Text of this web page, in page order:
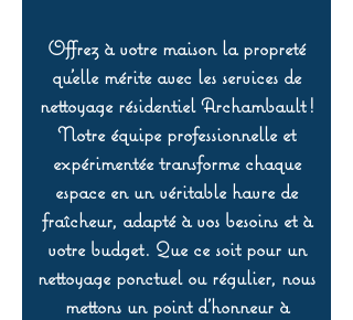
Offrez à votre maison la propreté
qu’elle mérite avec les services de
nettoyage résidentiel Archambault !
Notre équipe professionnelle et
expérimentée transforme chaque
espace en un véritable havre de
fraîcheur, adapté à vos besoins et à
votre budget. Que ce soit pour un
nettoyage ponctuel ou régulier, nous
mettons un point d’honneur à